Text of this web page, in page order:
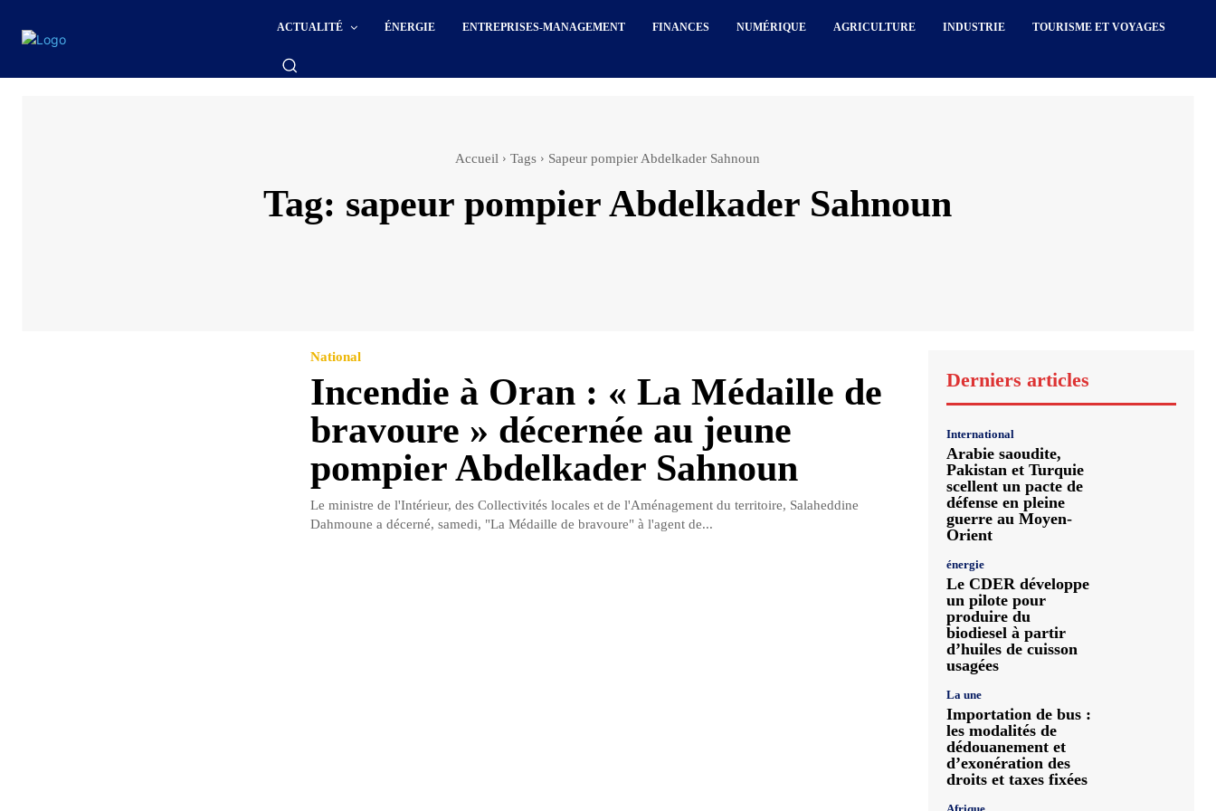
ACTUALITÉ ÉNERGIE ENTREPRISES-MANAGEMENT FINANCES NUMÉRIQUE AGRICULTURE INDUSTRIE TOURISME ET VOYAGES
Accueil Tags Sapeur pompier Abdelkader Sahnoun
Tag: sapeur pompier Abdelkader Sahnoun
National
Incendie à Oran : « La Médaille de
bravoure » décernée au jeune
pompier Abdelkader Sahnoun
Le ministre de l'Intérieur, des Collectivités locales et de l'Aménagement du territoire, Salaheddine
Dahmoune a décerné, samedi, "La Médaille de bravoure" à l'agent de...
Derniers articles
International
Arabie saoudite,
Pakistan et Turquie
scellent un pacte de
défense en pleine
guerre au Moyen-
Orient
énergie
Le CDER développe
un pilote pour
produire du
biodiesel à partir
d’huiles de cuisson
usagées
La une
Importation de bus :
les modalités de
dédouanement et
d’exonération des
droits et taxes fixées